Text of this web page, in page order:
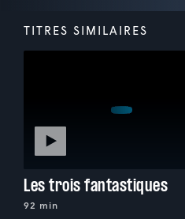
TITRES SIMILAIRES
Les trois fantastiques
92 min